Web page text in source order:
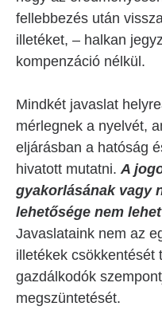
fellebbezés után
illetéket, – halkan
kompenzáció nélkül.
Mindkét javaslat
mérlegnek a nyelvét,
eljárásban a hatóság
hivatott mutatni.A
gyakorlásának vagy
lehetősége nem
Javaslataink nem az
illetékek csökkentését
gazdálkodók
megszüntetését.